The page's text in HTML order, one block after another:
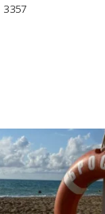
3357